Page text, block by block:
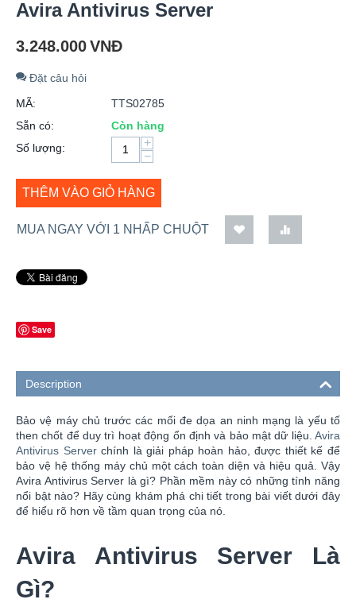
Avira Antivirus Server
3.248.000VNĐ
Đặt câu hỏi
MÃ:
TTS02785
Sẵn có:
Còn hàng
Số lượng:
+
−
THÊM VÀO GIỎ HÀNG
MUA NGAY VỚI 1 NHẤP CHUỘT
Save
Description
Bảo vệ máy chủ trước các mối đe dọa an ninh mạng là yếu tố
then chốt để duy trì hoạt động ổn định và bảo mật dữ liệu. Avira
Antivirus Serverchính là giải pháp hoàn hảo, được thiết kế để
bảo vệ hệ thống máy chủ một cách toàn diện và hiệu quả. Vậy
Avira Antivirus Server là gì? Phần mềm này có những tính năng
nổi bật nào? Hãy cùng khám phá chi tiết trong bài viết dưới đây
để hiểu rõ hơn về tầm quan trọng của nó.
Avira Antivirus Server Là
Gì?